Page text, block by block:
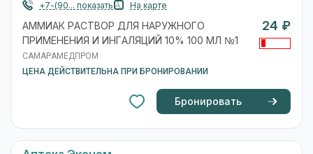
+7-(90... показать
На карте
АММИАК РАСТВОР ДЛЯ НАРУЖНОГО
ПРИМЕНЕНИЯ И ИНГАЛЯЦИЙ 10% 100 МЛ №1
САМАРАМЕДПРОМ
ЦЕНА ДЕЙСТВИТЕЛЬНА ПРИ БРОНИРОВАНИИ
24 ₽
Бронировать